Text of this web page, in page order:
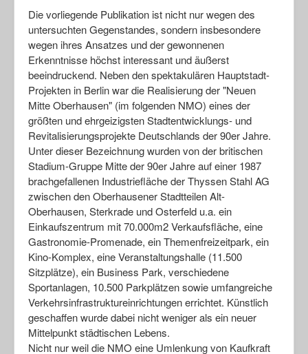
Die vorliegende Publikation ist nicht nur wegen des
untersuchten Gegenstandes, sondern insbesondere
wegen ihres Ansatzes und der gewonnenen
Erkenntnisse höchst interessant und äußerst
beeindruckend. Neben den spektakulären Hauptstadt-
Projekten in Berlin war die Realisierung der "Neuen
Mitte Oberhausen" (im folgenden NMO) eines der
größten und ehrgeizigsten Stadtentwicklungs- und
Revitalisierungsprojekte Deutschlands der 90er Jahre.
Unter dieser Bezeichnung wurden von der britischen
Stadium-Gruppe Mitte der 90er Jahre auf einer 1987
brachgefallenen Industriefläche der Thyssen Stahl AG
zwischen den Oberhausener Stadtteilen Alt-
Oberhausen, Sterkrade und Osterfeld u.a. ein
Einkaufszentrum mit 70.000m2 Verkaufsfläche, eine
Gastronomie-Promenade, ein Themenfreizeitpark, ein
Kino-Komplex, eine Veranstaltungshalle (11.500
Sitzplätze), ein Business Park, verschiedene
Sportanlagen, 10.500 Parkplätzen sowie umfangreiche
Verkehrsinfrastruktureinrichtungen errichtet. Künstlich
geschaffen wurde dabei nicht weniger als ein neuer
Mittelpunkt städtischen Lebens.
Nicht nur weil die NMO eine Umlenkung von Kaufkraft